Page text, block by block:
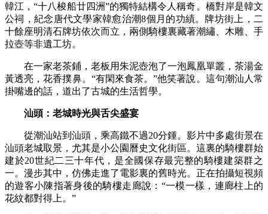
韓江，“十八梭船廿四洲”的獨特結構令人稱奇。橋對岸是韓文
公祠，紀念唐代文學家韓愈治潮8個月的功績。牌坊街上，二
十餘座明清石牌坊依次而立，兩側騎樓裏藏著潮繡、木雕、手
拉壺等非遺工坊。
在一家老茶鋪，老板用朱泥壺泡了一泡鳳凰單叢 ，茶湯金
黃透亮，花香撲鼻。“有閑來食茶。”他笑著說。這句潮汕人常
掛嘴邊的話，道出了古城的生活哲學。
汕頭：老城時光與舌尖盛宴
從潮汕站到汕頭，乘高鐵不過20分鍾。影片中多處街景在
汕頭老城取景，尤其是小公園曆史文化街區。這裏的騎樓群始
建於20世紀二三十年代，是全國保存最完整的騎樓建築群之
一。漫步其中，仿佛走進了電影裏的舊時光。正在拍攝短視頻
的遊客小陳指著身後的騎樓走廊說：“一模一樣，連廊柱上的
花紋都對得上。”